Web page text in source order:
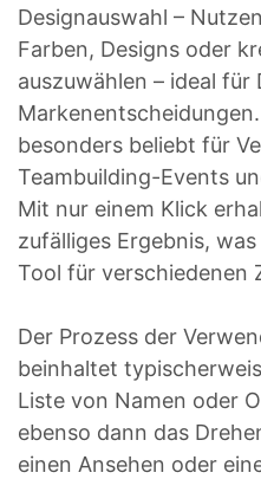
Designauswahl –
Farben, Designs oder
auszuwählen – ideal für
besonders beliebt für
Teambuilding-Events
Mit nur einem Klick
zufälliges Ergebnis,
Tool für verschiedenen
Der Prozess der
beinhaltet
Liste von Namen oder
ebenso dann das
einen Ansehen oder